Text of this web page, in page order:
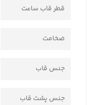
قطر قاب ساعت
ضخامت
جنس قاب
جنس پشت قاب